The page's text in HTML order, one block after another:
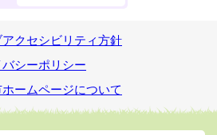
アクセシビリティ方針
シーポリシー
ームページについて